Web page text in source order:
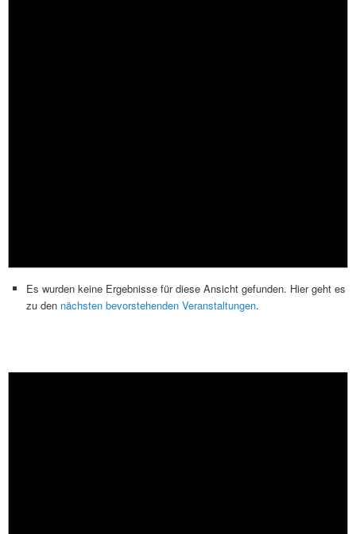
Es wurden keine Ergebnisse für diese Ansicht gefunden. Hier geht es
zu den nächsten bevorstehenden Veranstaltungen.